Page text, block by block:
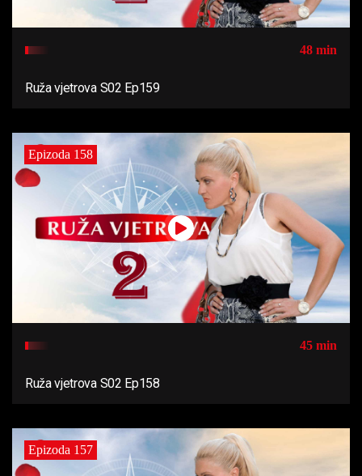
48 min
Ruža vjetrova S02 Ep159
Epizoda 158
45 min
Ruža vjetrova S02 Ep158
Epizoda 157